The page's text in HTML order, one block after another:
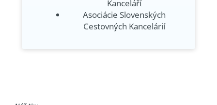
Kanceláří
Asociácie Slovenských
Cestovných Kancelárií